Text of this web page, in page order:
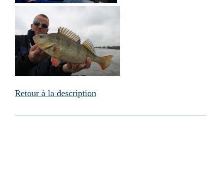
Retour à la description